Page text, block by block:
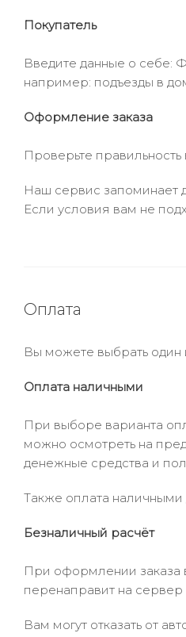
Покупатель
Введите данные о себе:
например: подъезды в
Оформление заказа
Проверьте
Наш сервис запоминает
Если условия вам не
Оплата
Вы можете выбрать один
Оплата наличными
При выборе варианта
можно осмотреть на
денежные средства и
Также оплата наличными
Безналичный расчёт
При оформлении заказа
перенаправит на
Вам могут отказать от